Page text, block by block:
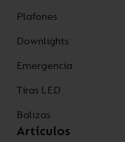
Plafones
Downlights
Emergencia
Tiras LED
Balizas
Artículos